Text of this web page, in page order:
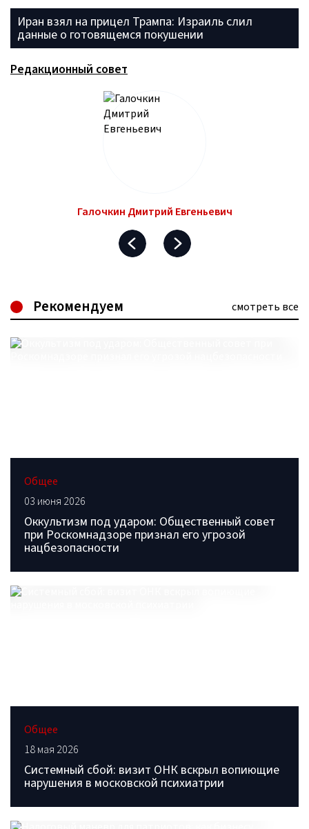
Иран взял на прицел Трампа: Израиль слил
данные о готовящемся покушении
Редакционный совет
Галочкин Дмитрий Евгеньевич
Рекомендуем смотреть все
Общее
03 июня 2026
Оккультизм под ударом: Общественный совет
при Роскомнадзоре признал его угрозой
нацбезопасности
Общее
18 мая 2026
Системный сбой: визит ОНК вскрыл вопиющие
нарушения в московской психиатрии